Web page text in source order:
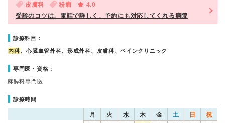
皮膚科 粉瘤
4.0
受診のコツは、電話で詳しく。予約にも対応してくれる病院
診療科目：
内科、心臓血管外科、形成外科、皮膚科、ペインクリニック
専門医・資格：
麻酔科専門医
診療時間
月 火 水 木 金 土 日 祝